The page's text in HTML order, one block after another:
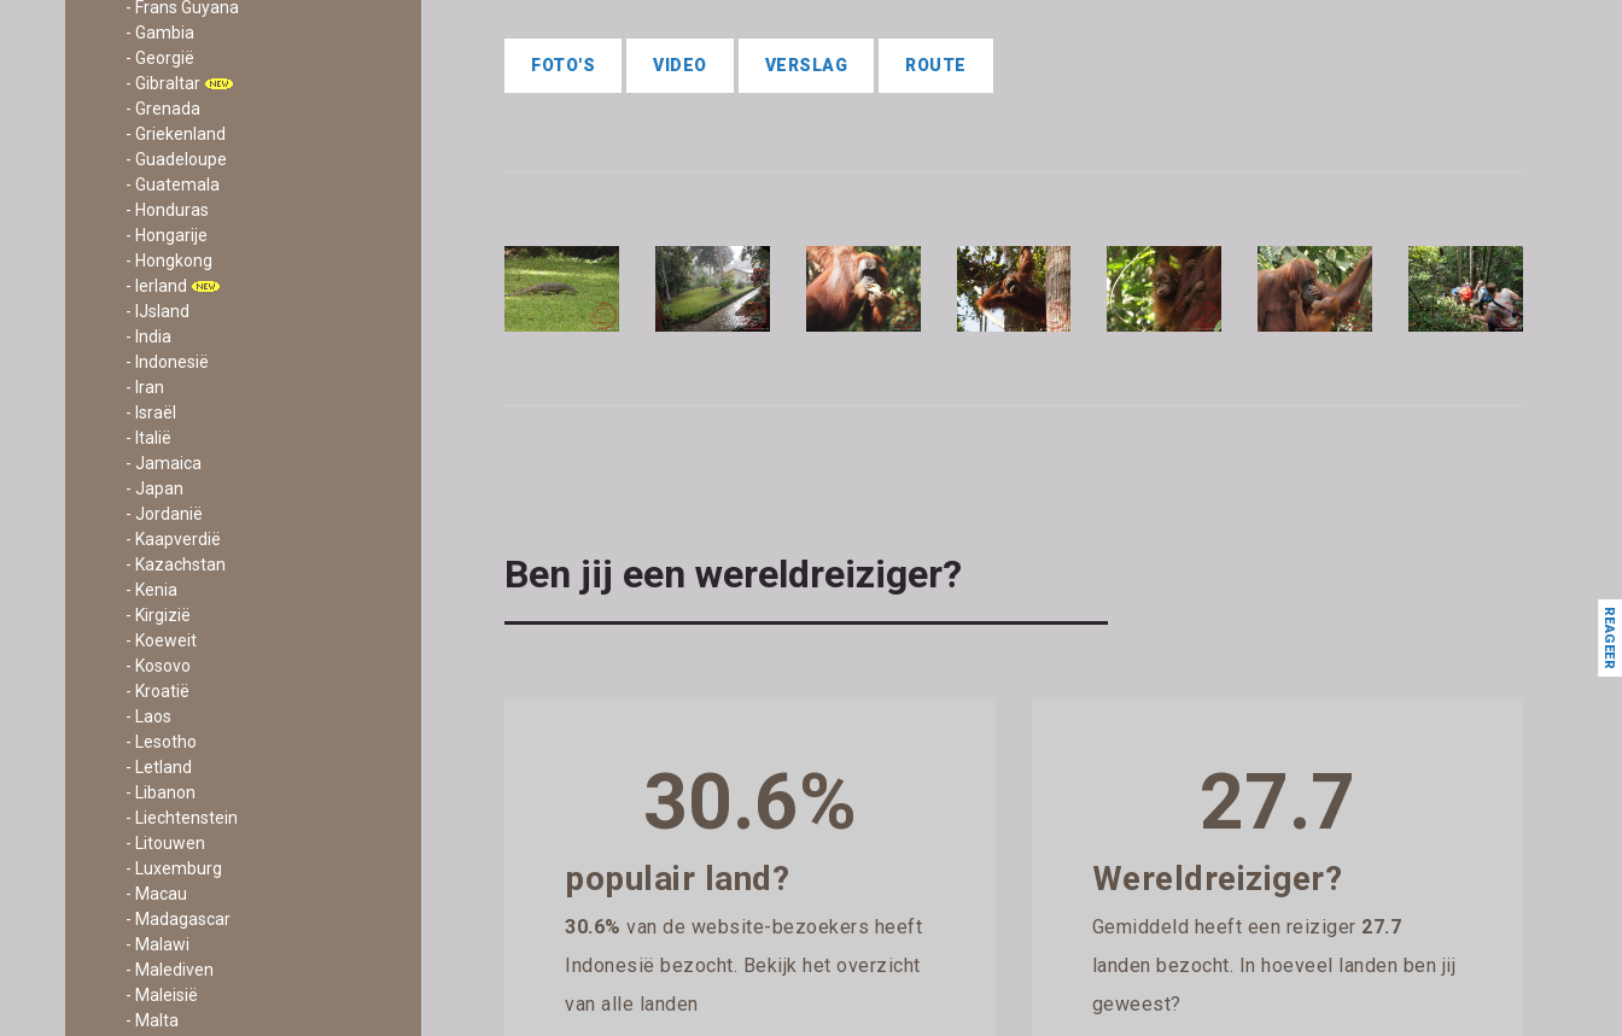
- Frans Guyana
- Gambia
- Georgië
- Gibraltar
- Grenada
- Griekenland
- Guadeloupe
- Guatemala
- Honduras
- Hongarije
- Hongkong
- Ierland
- IJsland
- India
- Indonesië
- Iran
- Israël
- Italië
- Jamaica
- Japan
- Jordanië
- Kaapverdië
- Kazachstan
- Kenia
- Kirgizië
- Koeweit
- Kosovo
- Kroatië
- Laos
- Lesotho
- Letland
- Libanon
- Liechtenstein
- Litouwen
- Luxemburg
- Macau
- Madagascar
- Malawi
- Malediven
- Maleisië
- Malta
FOTO'S VIDEO VERSLAG ROUTE
Ben jij een wereldreiziger?
30.6%
populair land?
30.6% van de website-bezoekers heeft
Indonesië bezocht. Bekijk het overzicht
van alle landen
27.7
Wereldreiziger?
Gemiddeld heeft een reiziger 27.7
landen bezocht. In hoeveel landen ben jij
geweest?
REAGEER